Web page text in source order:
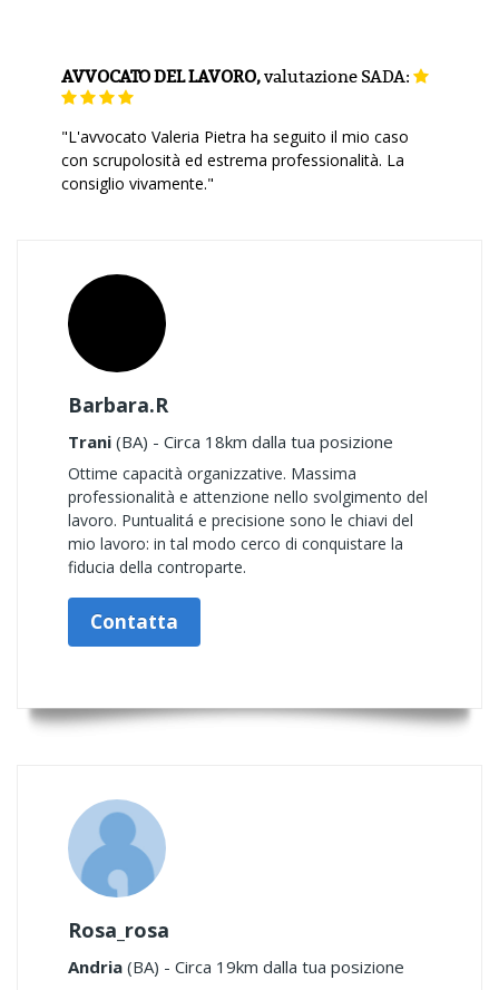
AVVOCATO DEL LAVORO,valutazioneSADA:
"L'avvocato Valeria Pietra ha seguito il mio caso
con scrupolosità ed estrema professionalità. La
consiglio vivamente."
Barbara.R
Trani (BA) - Circa 18km dalla tua posizione
Ottime capacità organizzative. Massima
professionalità e attenzione nello svolgimento del
lavoro. Puntualitá e precisione sono le chiavi del
mio lavoro: in tal modo cerco di conquistare la
fiducia della controparte.
Contatta
Rosa_rosa
Andria (BA) - Circa 19km dalla tua posizione